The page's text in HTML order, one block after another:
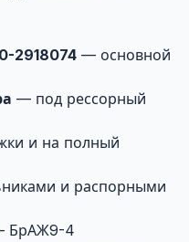
2918074 — основной
— под рессорный
и на полный
и распорными
БрАЖ9-4